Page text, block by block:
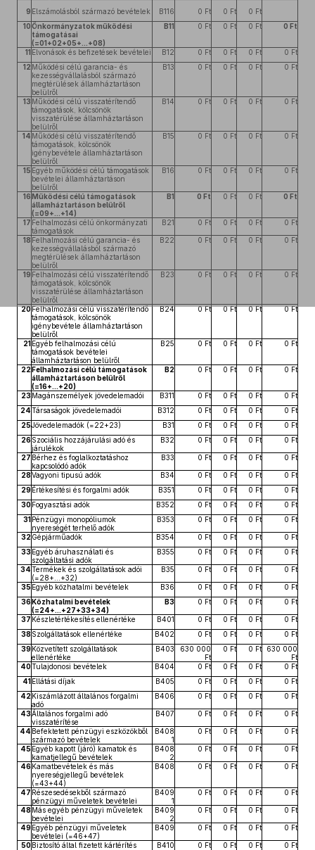
9 Elszámolásból származó bevételek B116 0 Ft 0 Ft
0 Ft
10Önkormányzatok működési
támogatásai
(=01+02+05+...+08)
B11 0 Ft 0 Ft 0 Ft 0 Ft
11 Elvonások és befizetések bevételei B12 0 Ft 0 Ft 0 Ft
0 Ft
12 Működési célú garancia- és
kezességvállalásból származó
megtérülések államháztartáson
belülről
B13 0 Ft 0 Ft 0 Ft 0 Ft
13 Működési célú visszatérítendő
támogatások, kölcsönök
visszatérülése államháztartáson
belülről
B14 0 Ft 0 Ft 0 Ft 0 Ft
14 Működési célú visszatérítendő
támogatások, kölcsönök
igénybevétele államháztartáson
belülről
B15 0 Ft 0 Ft 0 Ft 0 Ft
15 Egyéb működési célú támogatások
bevételei államháztartáson
belülről
B16 0 Ft 0 Ft 0 Ft 0 Ft
16Működési célú támogatások
államháztartáson belülről
(=09+...+14)
B1 0 Ft 0 Ft 0 Ft 0 Ft
17 Felhalmozási célú önkormányzati
támogatások
B21 0 Ft 0 Ft 0 Ft 0 Ft
18 Felhalmozási célú garancia- és
kezességvállalásból származó
megtérülések államháztartáson
belülről
B22 0 Ft 0 Ft 0 Ft 0 Ft
19 Felhalmozási célú visszatérítendő
támogatások, kölcsönök
visszatérülése államháztartáson
belülről
B23 0 Ft 0 Ft 0 Ft 0 Ft
20Felhalmozási célú visszatérítendő
támogatások, kölcsönök
igénybevétele államháztartáson
belülről
B24 0 Ft 0 Ft 0 Ft 0 Ft
21Egyéb felhalmozási célú
támogatások bevételei
államháztartáson belülről
B25 0 Ft 0 Ft 0 Ft 0 Ft
22Felhalmozási célú támogatások
államháztartáson belülről
(=16+...+20)
B2 0 Ft 0 Ft 0 Ft 0 Ft
23Magánszemélyek jövedelemadói B311 0 Ft 0 Ft 0 Ft
0 Ft
24Társaságok jövedelemadói B312 0 Ft 0 Ft 0 Ft
0 Ft
25Jövedelemadók (=22+23) B31 0 Ft 0 Ft 0 Ft
0 Ft
26Szociális hozzájárulási adó és
járulékok
B32 0 Ft 0 Ft 0 Ft 0 Ft
27 Bérhez és foglalkoztatáshoz
kapcsolódó adók
B33 0 Ft 0 Ft 0 Ft 0 Ft
28Vagyoni tipusú adók B34 0 Ft 0 Ft 0 Ft
0 Ft
29Értékesítési és forgalmi adók B351 0 Ft 0 Ft 0 Ft
0 Ft
30 Fogyasztási adók B352 0 Ft 0 Ft 0 Ft
0 Ft
31Pénzügyi monopóliumok
nyereségét terhelő adók
B353 0 Ft 0 Ft 0 Ft 0 Ft
32Gépjárműadók B354 0 Ft 0 Ft 0 Ft
0 Ft
33Egyéb áruhasználati és
szolgáltatási adók
B355 0 Ft 0 Ft 0 Ft 0 Ft
34Termékek és szolgáltatások adói
(=28+...+32)
B35 0 Ft 0 Ft 0 Ft 0 Ft
35Egyéb közhatalmi bevételek B36 0 Ft 0 Ft 0 Ft
0 Ft
36Közhatalmi bevételek
(=24+...+27+33+34)
B3 0 Ft 0 Ft 0 Ft 0 Ft
37 Készletértékesítés ellenértéke B401 0 Ft 0 Ft 0 Ft
0 Ft
38Szolgáltatások ellenértéke B402 0 Ft 0 Ft 0 Ft
0 Ft
39Közvetített szolgáltatások
ellenértéke
B403
630 000
Ft
0 Ft 0 Ft
630 000
Ft
40Tulajdonosi bevételek B404 0 Ft 0 Ft 0 Ft
0 Ft
41Ellátási díjak B405 0 Ft 0 Ft 0 Ft
0 Ft
42Kiszámlázott általános forgalmi
adó
B406 0 Ft 0 Ft 0 Ft 0 Ft
43Általános forgalmi adó
visszatérítése
B407 0 Ft 0 Ft 0 Ft 0 Ft
44 Befektetett pénzügyi eszközökből
származó bevételek
B408
1
0 Ft 0 Ft 0 Ft 0 Ft
45Egyéb kapott (járó) kamatok és
kamatjellegű bevételek
B408
2
0 Ft 0 Ft 0 Ft 0 Ft
46Kamatbevételek és más
nyereségjellegű bevételek
(=43+44)
B408 0 Ft 0 Ft 0 Ft 0 Ft
47 Részesedésekből származó
pénzügyi műveletek bevételei
B409
1
0 Ft 0 Ft 0 Ft 0 Ft
48Más egyéb pénzügyi műveletek
bevételei
B409
2
0 Ft 0 Ft 0 Ft 0 Ft
49Egyéb pénzügyi műveletek
bevételei (=46+47)
B409 0 Ft 0 Ft 0 Ft 0 Ft
50 Biztosító által fizetett kártérítés B410 0 Ft 0 Ft 0 Ft
0 Ft